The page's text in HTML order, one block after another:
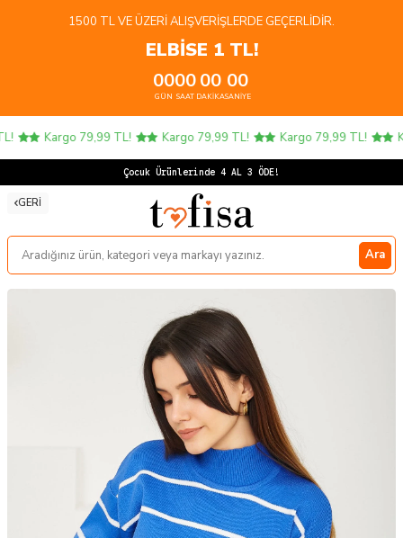
1500 TL VE ÜZERI ALIŞVERIŞLERDE GEÇERLIDIR.
ELBİSE 1 TL!
00
GÜN
00
SAAT
00
DAKIKA
00
SANIYE
Kargo 79,99 TL! Kargo 79,99 TL! Kargo 79,99 TL!
Çocuk Ürünlerinde 4 AL 3 ÖDE!
GERI
Ara